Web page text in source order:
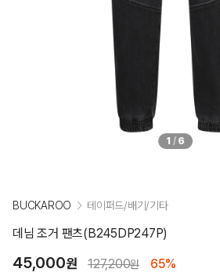
1 / 6
BUCKAROO 테이퍼드/배기/기타
데님 조거 팬츠(B245DP247P)
45,000원 127,200원 65%